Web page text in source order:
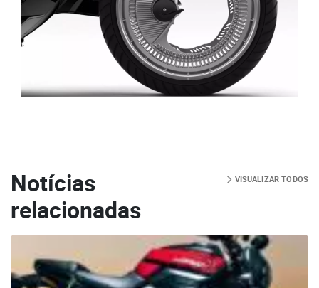
Notícias
relacionadas
VISUALIZAR TODOS